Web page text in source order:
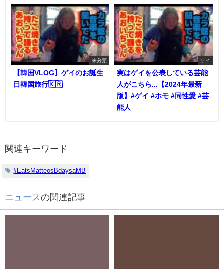
未分類
【韓国VLOG】ゲイのお誕生
日韓国旅行🇰🇷
ゲイ
実はゲイを公表している芸能
人がこちら...【2024年最新
版】#ゲイ #ホモ #同性愛 #芸
能人
関連キーワード
#EatsMatteosBdaysaMB
ニュースの関連記事